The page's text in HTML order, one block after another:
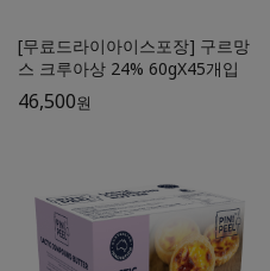
[무료드라이아이스포장] 구르망
스 크루아상 24% 60gX45개입
46,500원